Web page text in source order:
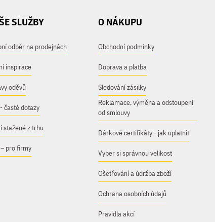
SLUŽBY
odběr na prodejnách
inspirace
oděvů
časté dotazy
stažené z trhu
pro firmy
O NÁKUPU
Obchodní podmínky
Doprava a platba
Sledování zásilky
Reklamace, výměna a odstoupení
od smlouvy
Dárkové certifikáty - jak uplatnit
Vyber si správnou velikost
Ošetřování a údržba zboží
Ochrana osobních údajů
Pravidla akcí